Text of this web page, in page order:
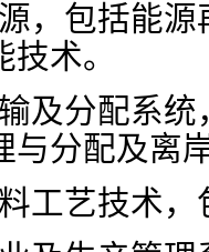
，包括能
术。
及分配系
与分配及离
工艺技术